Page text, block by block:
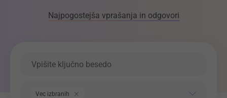
Najpogostejša vprašanja in odgovori
Vec izbranih